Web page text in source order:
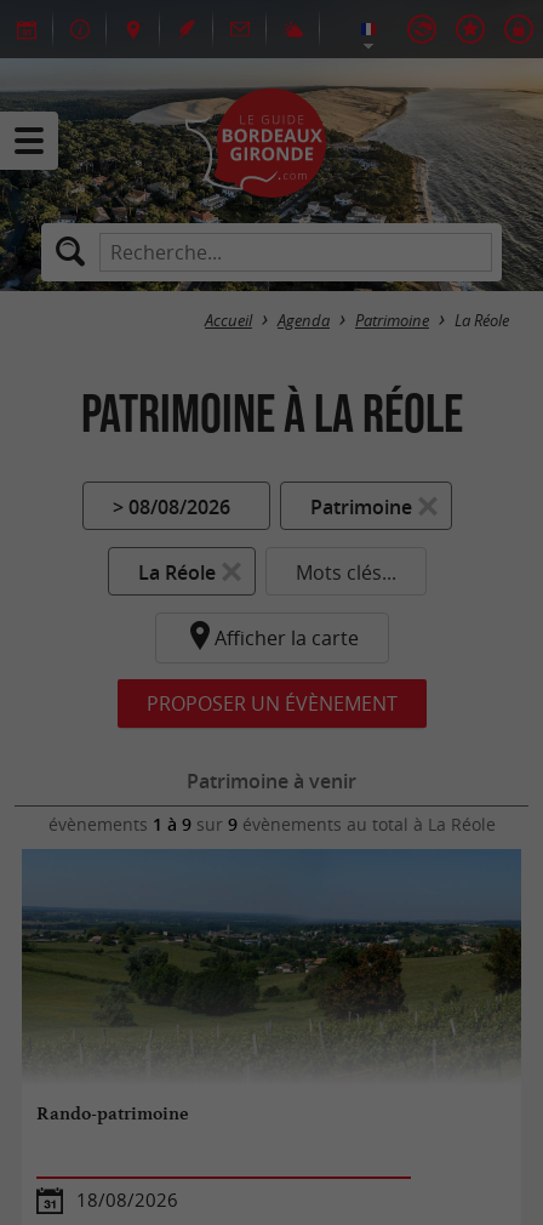
Accueil Agenda Patrimoine La Réole
Patrimoine à La Réole
> 08/08/2026 Patrimoine
La Réole Mots clés...
Afficher la carte
PROPOSER UN ÉVÈNEMENT
Patrimoine à venir
évènements 1 à 9sur 9évènements au total à La Réole
Rando-patrimoine
18/08/2026